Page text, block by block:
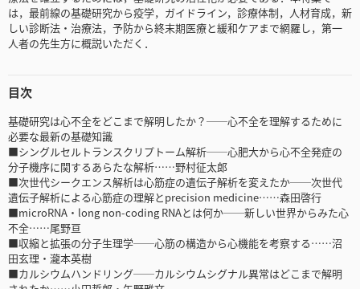
は，最前線の基礎研究から疫学，ガイドライン，診療体制，人材育成，新
しい診断法・治療法，予防から終末期医療と緩和ケアまで網羅し，第一
人者の先生方に概説いただく．
目次
基礎研究は心不全をどこまで解明したか？──心不全を理解するために
必要な最新の基礎知識
■シングルセルトランスクリプトーム解析──心肥大から心不全発症の
分子機序に関するあらたな解析……野村征太郎
■次世代シークエンス解析は心筋症の遺伝子解析を変えたか──次世代
遺伝子解析による心筋症の理解とprecision medicine……森田啓行
■microRNA・long non-coding RNAとは何か──新しい世界からみた心
不全……尾野亘
■収縮と拡張の分子生理学──心筋の構造から心機能を考察する……沼
田玄理・瀧本英樹
■カルシウムハンドリング──カルシウムシグナル異常はどこまで解明